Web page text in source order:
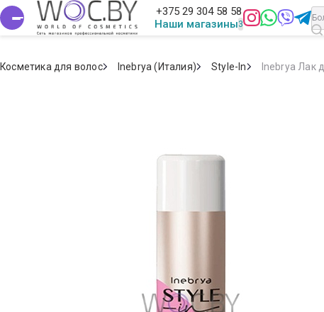
+375 29 304 58 58
Наши магазины
Косметика для волос Inebrya (Италия) Style-In Inebrya Лак